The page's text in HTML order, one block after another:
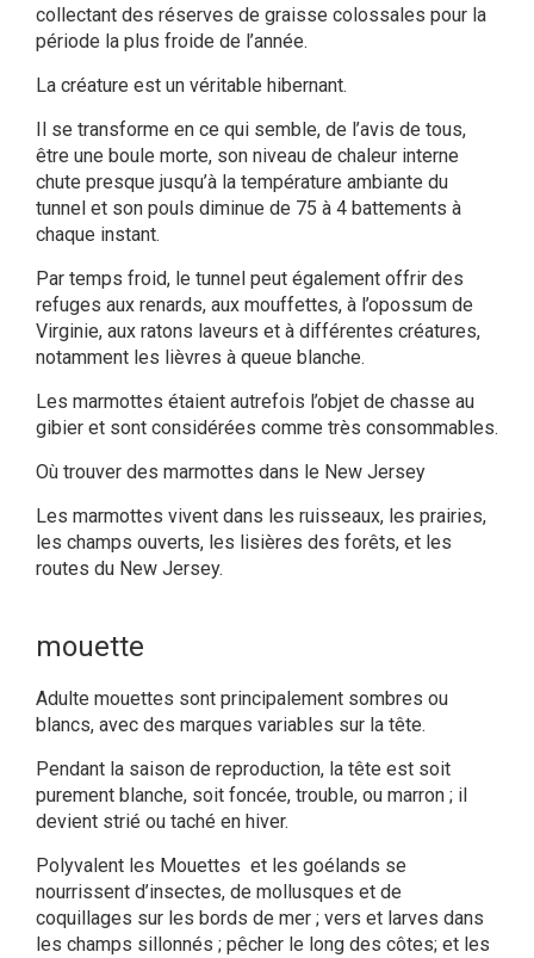
collectant des réserves de graisse colossales pour la
période la plus froide de l’année.
La créature est un véritable hibernant.
Il se transforme en ce qui semble, de l’avis de tous,
être une boule morte, son niveau de chaleur interne
chute presque jusqu’à la température ambiante du
tunnel et son pouls diminue de 75 à 4 battements à
chaque instant.
Par temps froid, le tunnel peut également offrir des
refuges aux renards, aux mouffettes, à l’opossum de
Virginie, aux ratons laveurs et à différentes créatures,
notamment les lièvres à queue blanche.
Les marmottes étaient autrefois l’objet de chasse au
gibier et sont considérées comme très consommables.
Où trouver des marmottes dans le New Jersey
Les marmottes vivent dans les ruisseaux, les prairies,
les champs ouverts, les lisières des forêts, et les
routes du New Jersey.
mouette
Adulte mouettes sont principalement sombres ou
blancs, avec des marques variables sur la tête.
Pendant la saison de reproduction, la tête est soit
purement blanche, soit foncée, trouble, ou marron ; il
devient strié ou taché en hiver.
Polyvalent les Mouettes et les goélands se
nourrissent d’insectes, de mollusques et de
coquillages sur les bords de mer ; vers et larves dans
les champs sillonnés ; pêcher le long des côtes; et les